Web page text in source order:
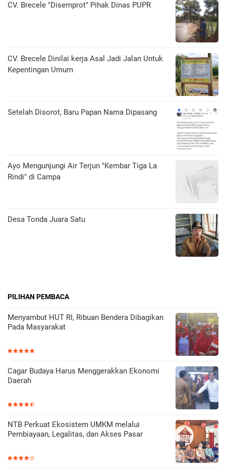
CV. Brecele "Disemprot" Pihak Dinas PUPR
CV. Brecele Dinilai kerja Asal Jadi Jalan Untuk
Kepentingan Umum
Setelah Disorot, Baru Papan Nama Dipasang
Ayo Mengunjungi Air Terjun "Kembar Tiga La
Rindi" di Campa
Desa Tonda Juara Satu
PILIHAN PEMBACA
Menyambut HUT RI, Ribuan Bendera Dibagikan
Pada Masyarakat
Cagar Budaya Harus Menggerakkan Ekonomi
Daerah
NTB Perkuat Ekosistem UMKM melalui
Pembiayaan, Legalitas, dan Akses Pasar